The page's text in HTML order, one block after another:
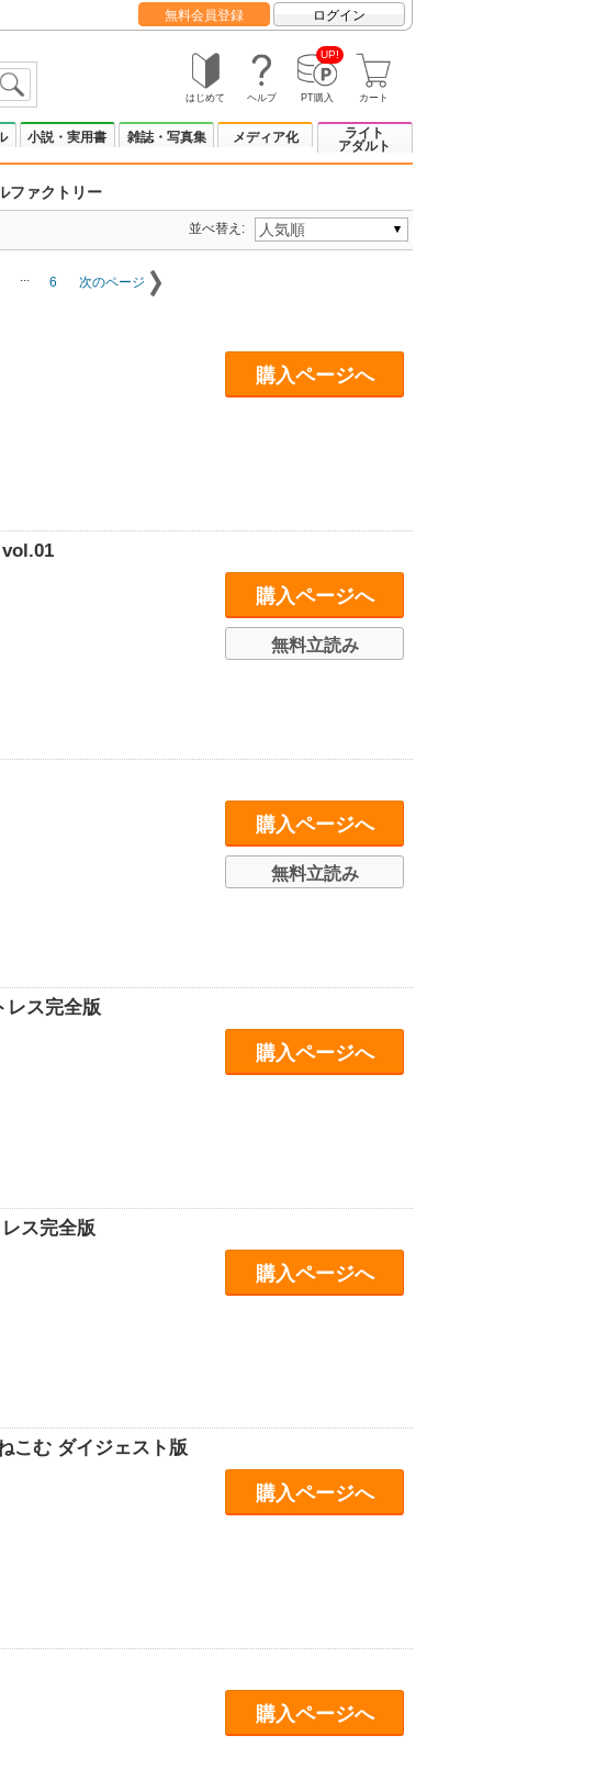
無料会員登録 ログイン
はじめて ヘルプ
UP!
PT購入 カート
小説・実用書 雑誌・写真集 メディア化
ライト
アダルト
ファクトリー
並べ替え:
... 6 次のページ
購入ページへ
購入ページへ
無料立読み
購入ページへ
無料立読み
レス完全版
購入ページへ
ス完全版
購入ページへ
こむ ダイジェスト版
購入ページへ
購入ページへ